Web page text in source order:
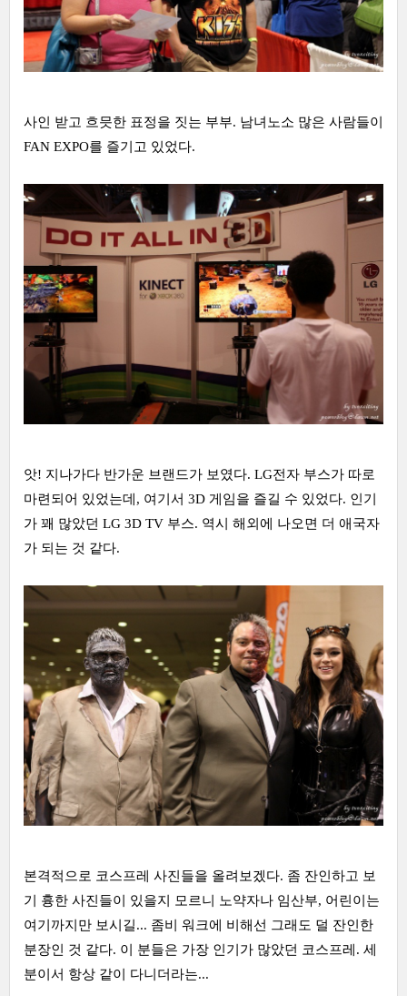
사인 받고 흐믓한 표정을 짓는 부부. 남녀노소 많은 사람들이
FAN EXPO를 즐기고 있었다.
앗! 지나가다 반가운 브랜드가 보였다. LG전자 부스가 따로
마련되어 있었는데, 여기서 3D 게임을 즐길 수 있었다. 인기
가 꽤 많았던 LG 3D TV 부스. 역시 해외에 나오면 더 애국자
가 되는 것 같다.
본격적으로 코스프레 사진들을 올려보겠다. 좀 잔인하고 보
기 흉한 사진들이 있을지 모르니 노약자나 임산부, 어린이는
여기까지만 보시길... 좀비 워크에 비해선 그래도 덜 잔인한
분장인 것 같다. 이 분들은 가장 인기가 많았던 코스프레. 세
분이서 항상 같이 다니더라는...